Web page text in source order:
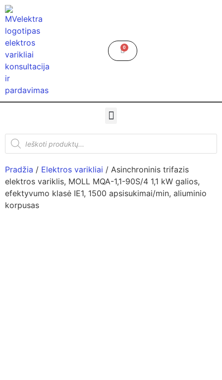
0
Pradžia / Elektros varikliai / Asinchroninis trifazis
elektros variklis, MOLL MQA-1,1-90S/4 1,1 kW galios,
efektyvumo klasė IE1, 1500 apsisukimai/min, aliuminio
korpusas